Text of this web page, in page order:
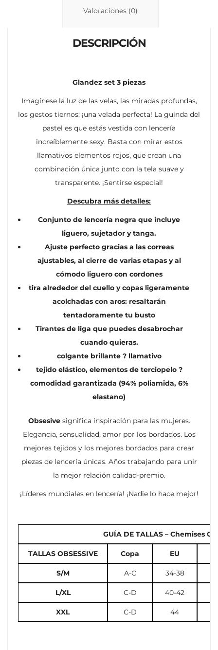
Valoraciones (0)
DESCRIPCIÓN
Glandez set 3 piezas
Imagínese la luz de las velas, las miradas profundas,
los gestos tiernos: ¡una velada perfecta! La guinda del
pastel es que estás vestida con lencería
increíblemente sexy. Basta con mirar estos
llamativos elementos rojos, que crean una
combinación única junto con la tela suave y
transparente. ¡Sentirse especial!
Descubra más detalles:
Conjunto de lencería negra que incluye
liguero, sujetador y tanga.
Ajuste perfecto gracias a las correas
ajustables, al cierre de varias etapas y al
cómodo liguero con cordones
tira alrededor del cuello y copas ligeramente
acolchadas con aros: resaltarán
tentadoramente tu busto
Tirantes de liga que puedes desabrochar
cuando quieras.
colgante brillante ? llamativo
tejido elástico, elementos de terciopelo ?
comodidad garantizada (94% poliamida, 6%
elastano)
Obsesivesignifica inspiración para las mujeres.
Elegancia, sensualidad, amor por los bordados. Los
mejores tejidos y los mejores bordados para crear
piezas de lencería únicas. Años trabajando para unir
la mejor relación calidad-premio.
¡Líderes mundiales en lencería! ¡Nadie lo hace mejor!
GUÍA DE TALLAS – Chemises
TALLAS OBSESSIVE Copa EU
S/M A-C 34-38
L/XL C-D 40-42
XXL C-D 44